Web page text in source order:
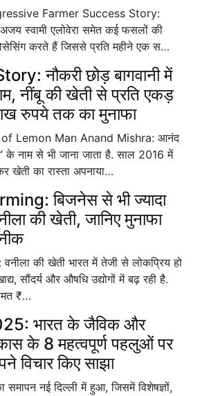
Farmer Success Story:
स्वामी एलोवेरा समेत कई फसलों की
करते हैं जिससे प्रति महीने एक स…
नौकरी छोड़ बागवानी में
नींबू की खेती से प्रति एकड़
रुपये तक का मुनाफा
Lemon Man Anand Mishra: आनंद
के नाम से भी जाना जाता है. साल 2016 में
खेती का रास्ता अपनाया…
बिजनेस से भी ज्यादा
की खेती, जानिए मुनाफा
की खेती भारत में तेजी से लोकप्रिय हो
सौंदर्य और औषधि उद्योगों में बढ़ रही है.
₹…
भारत के जैविक और
के 8 महत्वपूर्ण पहलुओं पर
विचार किए साझा
नई दिल्ली में हुआ, जिसमें विशेषज्ञों,